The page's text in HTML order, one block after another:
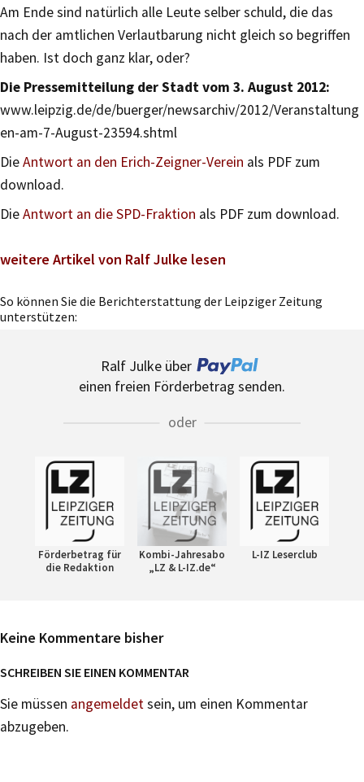
Am Ende sind natürlich alle Leute selber schuld, die das
nach der amtlichen Verlautbarung nicht gleich so begriffen
haben. Ist doch ganz klar, oder?
Die Pressemitteilung der Stadt vom 3. August 2012:
www.leipzig.de/de/buerger/newsarchiv/2012/Veranstaltung
en-am-7-August-23594.shtml
DieAntwort an den Erich-Zeigner-Verein als PDF zum
download.
DieAntwort an die SPD-Fraktion als PDF zum download.
weitere Artikel von Ralf Julke lesen
So können Sie die Berichterstattung der Leipziger Zeitung
unterstützen:
Ralf Julke über
einen freien Förderbetrag senden.
oder
Förderbetrag für
die Redaktion
Kombi-Jahresabo
„LZ & L-IZ.de“
L-IZ Leserclub
Keine Kommentare bisher
SCHREIBEN SIE EINEN KOMMENTAR
Sie müssen angemeldetsein, um einen Kommentar
abzugeben.